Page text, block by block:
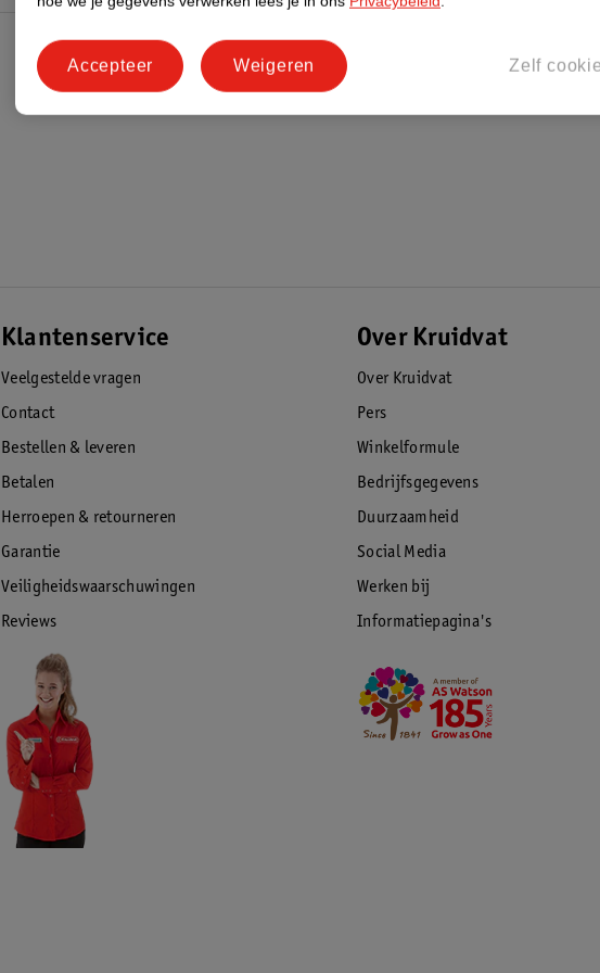
Klantenservice
Veelgestelde vragen
Contact
Bestellen & leveren
Betalen
Herroepen & retourneren
Garantie
Veiligheidswaarschuwingen
Reviews
Over Kruidvat
Over Kruidvat
Pers
Winkelformule
Bedrijfsgegevens
Duurzaamheid
Social Media
Werken bij
Informatiepagina's
Zelf
Weigeren
Accepteer